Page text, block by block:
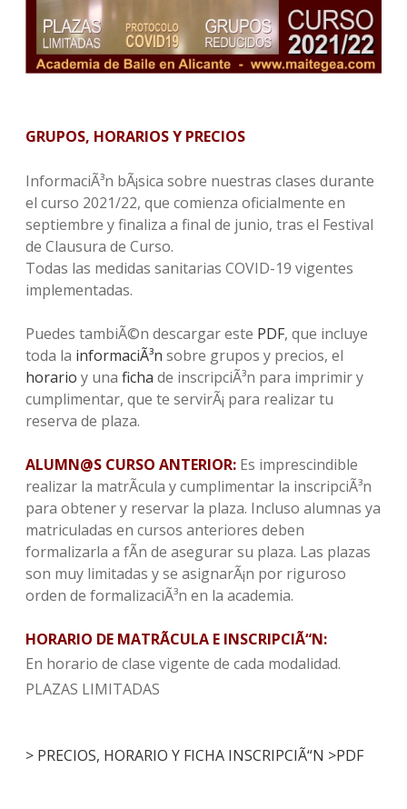
GRUPOS, HORARIOS Y PRECIOS
InformaciÃ³n bÃ¡sica sobre nuestras clases durante
el curso 2021/22, que comienza oficialmente en
septiembre y finaliza a final de junio, tras el Festival
de Clausura de Curso.
Todas las medidas sanitarias COVID-19 vigentes
implementadas.
Puedes tambiÃ©n descargar este PDF, que incluye
toda la informaciÃ³n sobre grupos y precios, el
horario y una ficha de inscripciÃ³n para imprimir y
cumplimentar, que te servirÃ¡ para realizar tu
reserva de plaza.
ALUMN@S CURSO ANTERIOR: Es imprescindible
realizar la matrÃ­cula y cumplimentar la inscripciÃ³n
para obtener y reservar la plaza. Incluso alumnas ya
matriculadas en cursos anteriores deben
formalizarla a fÃ­n de asegurar su plaza. Las plazas
son muy limitadas y se asignarÃ¡n por riguroso
orden de formalizaciÃ³n en la academia.
HORARIO DE MATRÃCULA E INSCRIPCIÃ“N:
En horario de clase vigente de cada modalidad.
PLAZAS LIMITADAS
> PRECIOS, HORARIO Y FICHA INSCRIPCIÃ“N >PDF